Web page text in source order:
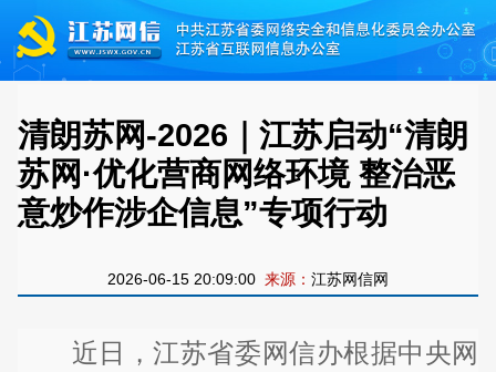
清朗苏网-2026｜江苏启动“清朗
苏网·优化营商网络环境 整治恶
意炒作涉企信息”专项行动
2026-06-15 20:09:00 来源： 江苏网信网
近日，江苏省委网信办根据中央网